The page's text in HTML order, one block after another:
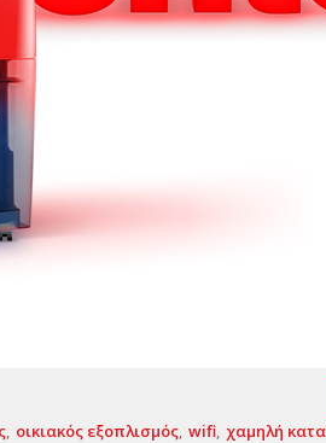
οικιακός εξοπλισμός wifi χαμηλή